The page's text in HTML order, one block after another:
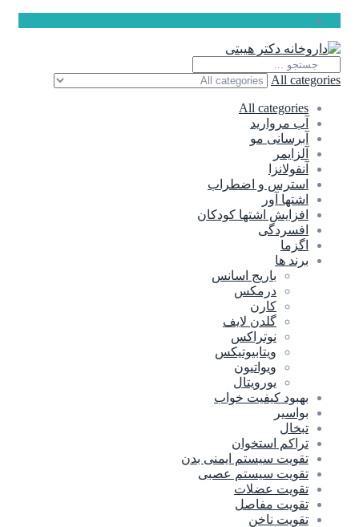
All categories
All categories
آب مروارید
آبرسانی مو
آلزایمر
آنفولانزا
استرس و اضطراب
اشتها آور
افزایش اشتها کودکان
افسردگی
اگزما
برند ها
باریج اسانس
درمکس
کارن
گلدن لایف
نوتراکس
ویتابیوتیکس
ویواتیون
یورویتال
بهبود کیفیت خواب
بواسیر
تبخال
تراکم استخوان
تقویت سیستم ایمنی بدن
تقویت سیستم عصبی
تقویت عضلات
تقویت مفاصل
تقویت ناخن